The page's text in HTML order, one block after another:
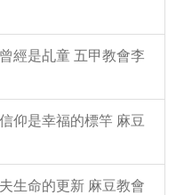
經是乩童 五甲教會李
仰是幸福的標竿 麻豆
生命的更新 麻豆教會